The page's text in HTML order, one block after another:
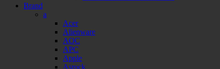
Brand
a
Acer
Alienware
AOC
APC
Apple
Asrock